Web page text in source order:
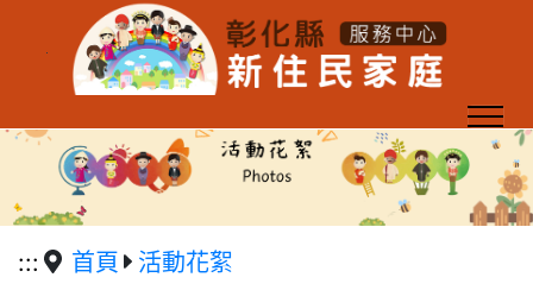
跳到主要內容區塊
::: 首頁 活動花絮